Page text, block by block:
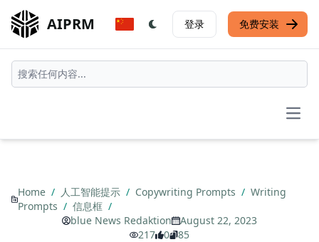
AIPRM 登录 免费安装
Home / 人工智能提示 / Copywriting Prompts / Writing
Prompts / 信息框 /
blue News Redaktion
August 22, 2023
217
0 85